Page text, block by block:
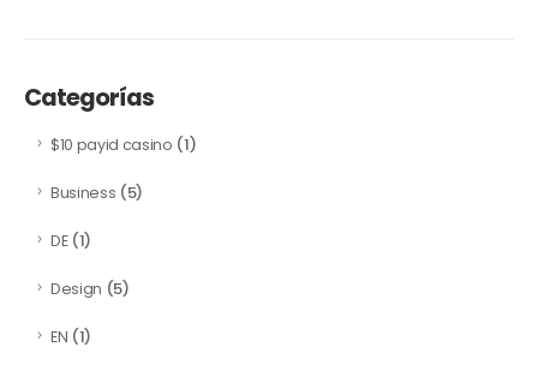
Categorías
$10 payid casino (1)
Business (5)
DE(1)
Design (5)
EN (1)